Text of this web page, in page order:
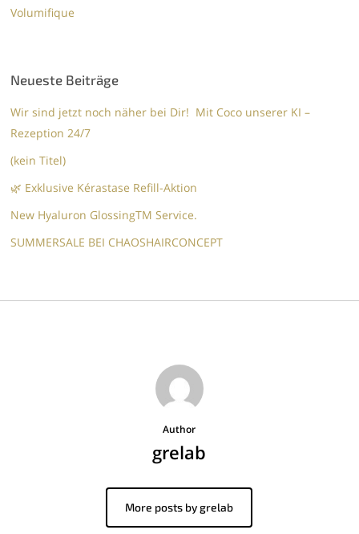
Volumifique
Neueste Beiträge
Wir sind jetzt noch näher bei Dir! Mit Coco unserer KI –
Rezeption 24/7
(kein Titel)
🌿 Exklusive Kérastase Refill-Aktion
New Hyaluron GlossingTM​ Service.​
SUMMERSALE BEI CHAOSHAIRCONCEPT
Author
grelab
More posts by grelab